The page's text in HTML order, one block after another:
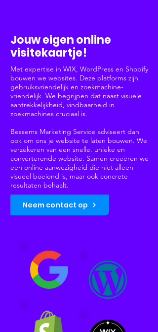
Jouw eigen online
visitekaartje!
Met expertise in WIX, WordPress en Shopify
bouwen we websites. Deze platforms zijn
gebruiksvriendelijk en zoekmachine-
vriendelijk. We begrijpen dat naast visuele
aantrekkelijkheid, vindbaarheid in
zoekmachines cruciaal is.
Bessems Marketing Service adviseert dan
ook om ons je website te laten bouwen. We
verzekeren van een snelle. unieke en
converterende website. Samen creeëren we
een online aanwezigheid die niet alleen
visueel boeiend is, maar ook concrete
resultaten behaalt.
Neem contact op